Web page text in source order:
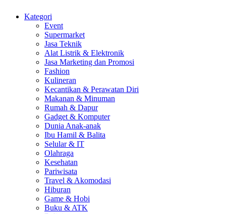
Kategori
Event
Supermarket
Jasa Teknik
Alat Listrik & Elektronik
Jasa Marketing dan Promosi
Fashion
Kulineran
Kecantikan & Perawatan Diri
Makanan & Minuman
Rumah & Dapur
Gadget & Komputer
Dunia Anak-anak
Ibu Hamil & Balita
Selular & IT
Olahraga
Kesehatan
Pariwisata
Travel & Akomodasi
Hiburan
Game & Hobi
Buku & ATK